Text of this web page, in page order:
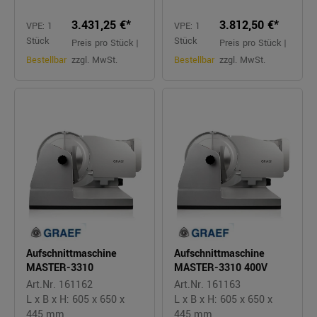
VPE: 1
Stück
Bestellbar
3.431,25 €*
Preis pro Stück |
zzgl. MwSt.
VPE: 1
Stück
Bestellbar
3.812,50 €*
Preis pro Stück |
zzgl. MwSt.
Aufschnittmaschine
MASTER-3310
Art.Nr. 161162
L x B x H: 605 x 650 x
Aufschnittmaschine
MASTER-3310 400V
Art.Nr. 161163
L x B x H: 605 x 650 x